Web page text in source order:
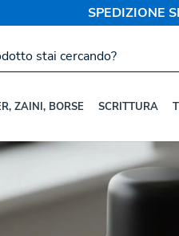
SPEDIZIONE
ZAINI, BORSE SCRITTURA